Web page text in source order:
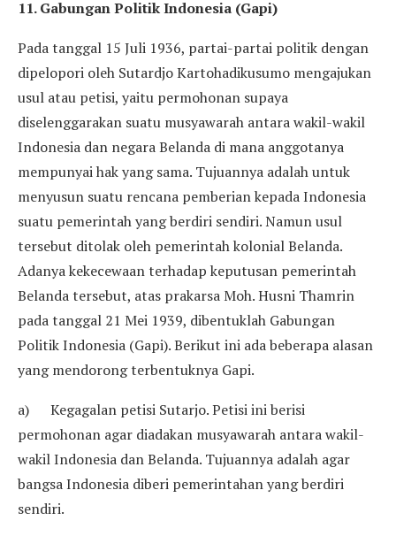
11. Gabungan Politik Indonesia (Gapi)
Pada tanggal 15 Juli 1936, partai-partai politik dengan
dipelopori oleh Sutardjo Kartohadikusumo mengajukan
usul atau petisi, yaitu permohonan supaya
diselenggarakan suatu musyawarah antara wakil-wakil
Indonesia dan negara Belanda di mana anggotanya
mempunyai hak yang sama. Tujuannya adalah untuk
menyusun suatu rencana pemberian kepada Indonesia
suatu pemerintah yang berdiri sendiri. Namun usul
tersebut ditolak oleh pemerintah kolonial Belanda.
Adanya kekecewaan terhadap keputusan pemerintah
Belanda tersebut, atas prakarsa Moh. Husni Thamrin
pada tanggal 21 Mei 1939, dibentuklah Gabungan
Politik Indonesia (Gapi). Berikut ini ada beberapa alasan
yang mendorong terbentuknya Gapi.
a) Kegagalan petisi Sutarjo. Petisi ini berisi
permohonan agar diadakan musyawarah antara wakil-
wakil Indonesia dan Belanda. Tujuannya adalah agar
bangsa Indonesia diberi pemerintahan yang berdiri
sendiri.